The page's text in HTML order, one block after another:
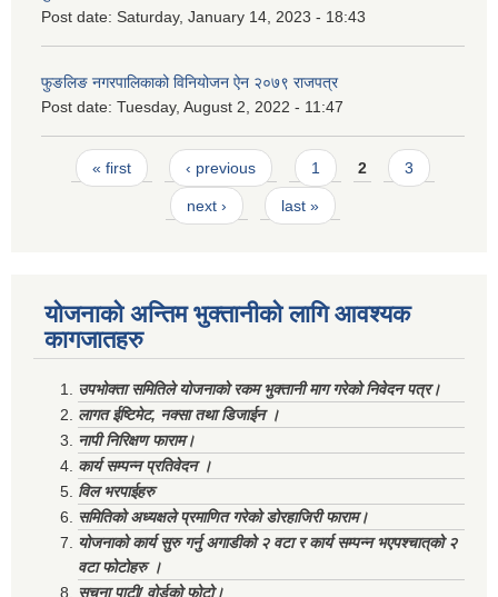
Post date: Saturday, January 14, 2023 - 18:43
फुङलिङ नगरपालिकाको विनियोजन ऐन २०७९ राजपत्र
Post date: Tuesday, August 2, 2022 - 11:47
Pages
« first ‹ previous 1 2 3
next › last »
योजनाको अन्तिम भुक्तानीको लागि आवश्यक
कागजातहरु
उपभोक्ता समितिले योजनाको रकम भुक्तानी माग गरेको निवेदन पत्र।
लागत ईष्टिमेट, नक्सा तथा डिजाईन ।
नापी निरिक्षण फाराम।
कार्य सम्पन्न प्रतिवेदन ।
विल भरपाईहरु
समितिको अध्यक्षले प्रमाणित गरेको डोरहाजिरी फाराम।
योजनाको कार्य सुरु गर्नु अगाडीको २ वटा र कार्य सम्पन्न भएपश्चात्‌को २
वटा फोटोहरु ।
सूचना पाटी/ वोर्डको फोटो।